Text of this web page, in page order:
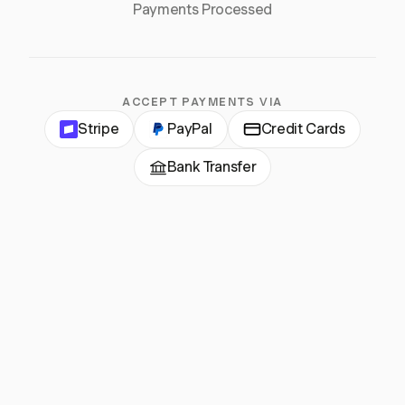
Payments Processed
ACCEPT PAYMENTS VIA
Stripe PayPal Credit Cards
Bank Transfer